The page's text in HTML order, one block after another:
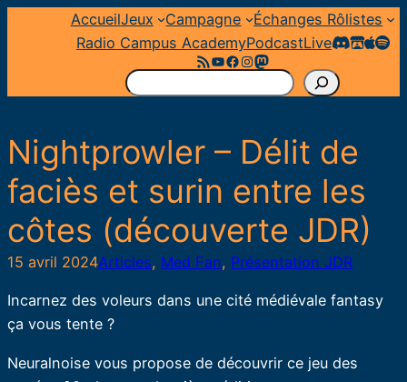
AccueilJeux Campagne
Échanges Rôlistes
Radio Campus AcademyPodcastLive
Flux RSS YouTube Facebook InstagramMastodon
R
h
r
c
h
e
r
Nightprowler – Délit de
faciès et surin entre les
côtes (découverte JDR)
15 avril 2024Articles, Med Fan, Présentation JDR
Incarnez des voleurs dans une cité médiévale fantasy
ça vous tente ?
Neuralnoise vous propose de découvrir ce jeu des